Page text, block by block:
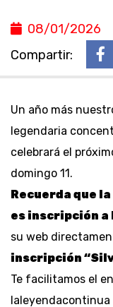
08/01/2026
Compartir:
Un año más
legendaria
celebrará el
domingo 11.
Recuerda que
es inscripción a
su web
inscripción
Te facilitamos el
laleyendacontinua